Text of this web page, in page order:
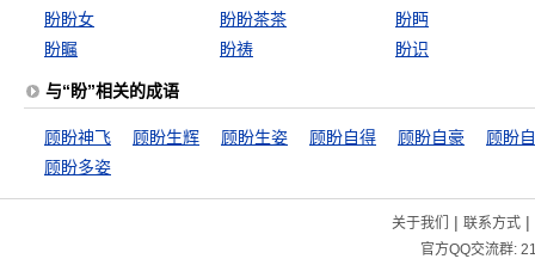
盼盼女
盼盼茶茶
盼眄
盼瞩
盼祷 盼识
与“盼”相关的成语
顾盼神飞 顾盼生辉 顾盼生姿 顾盼自得 顾盼自豪
顾盼
顾盼多姿
关于我们 | 联系方式|
官方QQ交流群: